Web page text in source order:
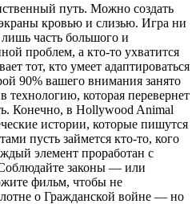
путь. Можно создать
кровью и слизью. Игра ни
часть большого и
проблем, а кто-то ухватится
тот, кто умеет адаптироваться
90% вашего внимания занято
технологию, которая перевернет
Конечно, в Hollywood Animal
истории, которые пишутся
пусть займется кто-то, кого
элемент проработан с
законы — или
фильм, чтобы не
о Гражданской войне — но